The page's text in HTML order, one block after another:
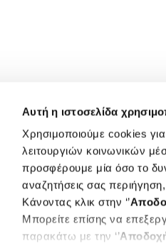
Αυτή η ιστοσελίδα
Χρησιμοποιούμε cookies
λειτουργιών κοινωνικών
προσφέρουμε μία όσο το
αναζητήσεις σας
Κάνοντας κλικ στην ‘’
Μπορείτε επίσης να
παρακάτω με την ‘’